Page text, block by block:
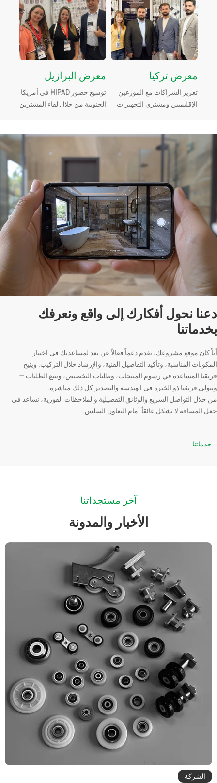
معرض تركيا
تعزيز الشراكات مع الموزعين
الإقليميين ومشتري التجهيزات
معرض البرازيل
توسيع حضور HIPAD في أمريكا
الجنوبية من خلال لقاء المشترين
البرازيل.
في
دعنا نحول أفكارك إلى واقع ونعرفك
بخدماتنا
أياً كان موقع مشروعك، نقدم دعماً فعالاً عن بعد لمساعدتك في اختيار
المكونات المناسبة، وتأكيد التفاصيل الفنية، والإرشاد خلال التركيب. ويتيح
فريقنا المساعدة في رسوم المنتجات، وطلبات التخصيص، وتتبع الطلبات —
ويتولى فريقنا ذو الخبرة في الهندسة والتصدير كل ذلك مباشرة.
من خلال التواصل السريع والوثائق التفصيلية والملاحظات الفورية، نساعد في
جعل المسافة لا تشكل عائقاً أمام التعاون السلس.
خدماتنا
آخر مستجداتنا
الأخبار والمدونة
الشركة